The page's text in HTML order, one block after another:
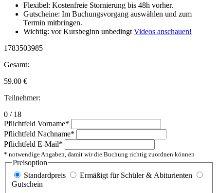
Flexibel: Kostenfreie Stornierung bis 48h vorher.
Gutscheine: Im Buchungsvorgang auswählen und zum
Termin mitbringen.
Wichtig: vor Kursbeginn unbedingt Videos anschauen!
1783503985
Gesamt:
59.00 €
Teilnehmer:
0 / 18
Pflichtfeld Vorname*
Pflichtfeld Nachname*
Pflichtfeld E-Mail*
* notwendige Angaben, damit wir die Buchung richtig zuordnen können
Preisoption
Standardpreis
Ermäßigt für Schüler & Abiturienten
Gutschein